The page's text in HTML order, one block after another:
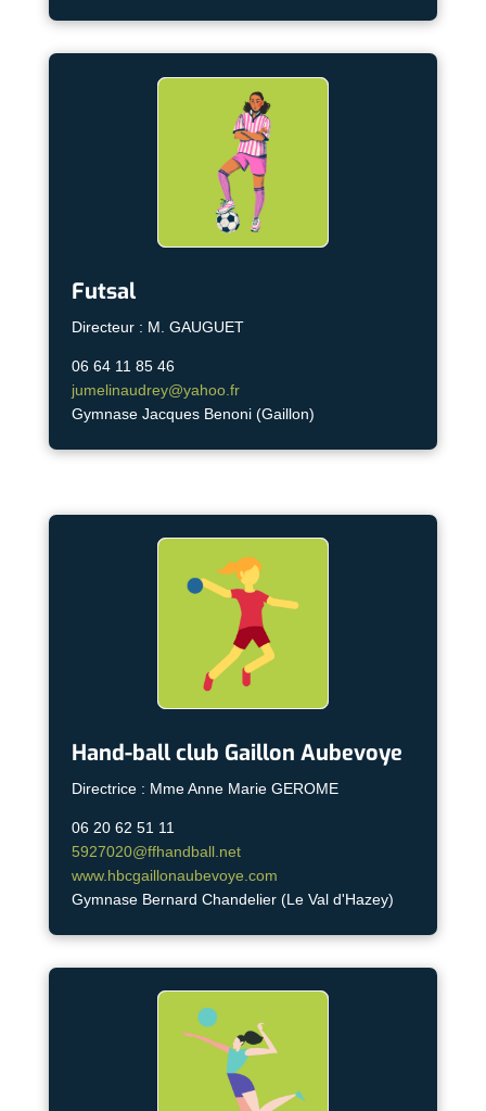
Futsal
Directeur : M. GAUGUET
06 64 11 85 46
jumelinaudrey@yahoo.fr
Gymnase Jacques Benoni (Gaillon)
Hand-ball club Gaillon Aubevoye
Directrice : Mme Anne Marie GEROME
06 20 62 51 11
5927020@ffhandball.net
www.hbcgaillonaubevoye.com
Gymnase Bernard Chandelier (Le Val d'Hazey)